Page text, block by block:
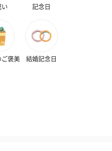
ージェル＆ハン
ーム（ピンクグ
円）
します。
記念日
ご褒美 結婚記念日